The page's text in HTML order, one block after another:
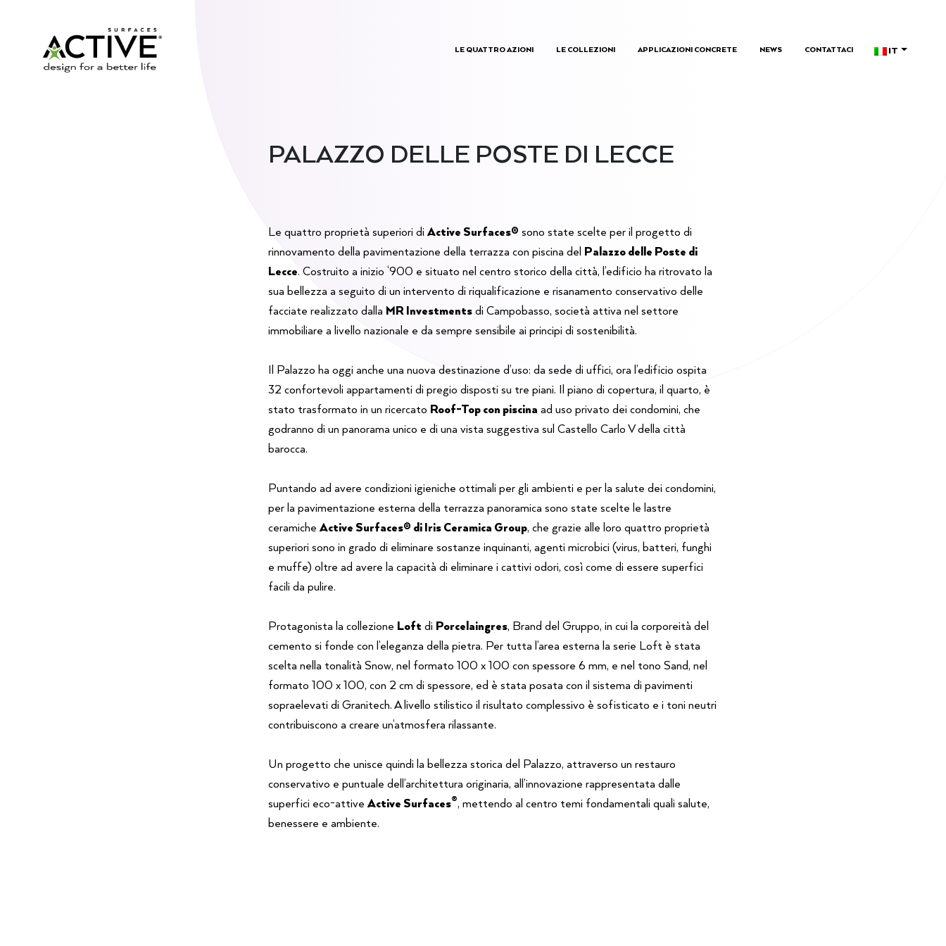
LE QUATTRO AZIONI LE COLLEZIONI APPLICAZIONI CONCRETE NEWS CONTATTACI IT
PALAZZO DELLE POSTE DI LECCE
Le quattro proprietà superiori di Active Surfaces® sono state scelte per il progetto di
rinnovamento della pavimentazione della terrazza con piscina del Palazzo delle Poste di
Lecce. Costruito a inizio ‘900 e situato nel centro storico della città, l’edificio ha ritrovato la
sua bellezza a seguito di un intervento di riqualificazione e risanamento conservativo delle
facciate realizzato dalla MR Investmentsdi Campobasso, società attiva nel settore
immobiliare a livello nazionale e da sempre sensibile ai principi di sostenibilità.
Il Palazzo ha oggi anche una nuova destinazione d’uso: da sede di uffici, ora l’edificio ospita
32 confortevoli appartamenti di pregio disposti su tre piani. Il piano di copertura, il quarto, è
stato trasformato in un ricercato Roof-Top con piscina ad uso privato dei condomini, che
godranno di un panorama unico e di una vista suggestiva sul Castello Carlo V della città
barocca.
Puntando ad avere condizioni igieniche ottimali per gli ambienti e per la salute dei condomini,
per la pavimentazione esterna della terrazza panoramica sono state scelte le lastre
ceramiche Active Surfaces® di Iris Ceramica Group, che grazie alle loro quattro proprietà
superiori sono in grado di eliminare sostanze inquinanti, agenti microbici (virus, batteri, funghi
e muffe) oltre ad avere la capacità di eliminare i cattivi odori, così come di essere superfici
facili da pulire.
Protagonista la collezione Loftdi Porcelaingres, Brand del Gruppo, in cui la corporeità del
cemento si fonde con l’eleganza della pietra. Per tutta l’area esterna la serie Loft è stata
scelta nella tonalità Snow, nel formato 100 x 100 con spessore 6 mm, e nel tono Sand, nel
formato 100 x 100, con 2 cm di spessore, ed è stata posata con il sistema di pavimenti
sopraelevati di Granitech. A livello stilistico il risultato complessivo è sofisticato e i toni neutri
contribuiscono a creare un’atmosfera rilassante.
Un progetto che unisce quindi la bellezza storica del Palazzo, attraverso un restauro
conservativo e puntuale dell’architettura originaria, all’innovazione rappresentata dalle
superfici eco-attive Active Surfaces®, mettendo al centro temi fondamentali quali salute,
benessere e ambiente.